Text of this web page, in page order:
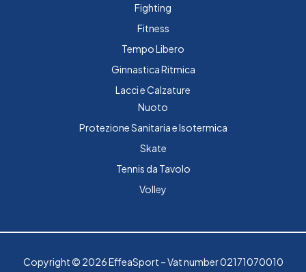
Fighting
Fitness
Tempo Libero
Ginnastica Ritmica
Lacci e Calzature
Nuoto
Protezione Sanitaria e Isotermica
Skate
Tennis da Tavolo
Volley
Copyright © 2026 EffeaSport – Vat number 02171070010